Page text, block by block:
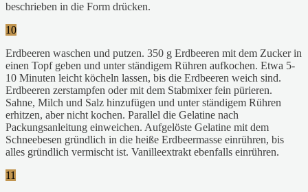
beschrieben in die Form drücken.
10
Erdbeeren waschen und putzen. 350 g Erdbeeren mit dem Zucker in
einen Topf geben und unter ständigem Rühren aufkochen. Etwa 5-
10 Minuten leicht köcheln lassen, bis die Erdbeeren weich sind.
Erdbeeren zerstampfen oder mit dem Stabmixer fein pürieren.
Sahne, Milch und Salz hinzufügen und unter ständigem Rühren
erhitzen, aber nicht kochen. Parallel die Gelatine nach
Packungsanleitung einweichen. Aufgelöste Gelatine mit dem
Schneebesen gründlich in die heiße Erdbeermasse einrühren, bis
alles gründlich vermischt ist. Vanilleextrakt ebenfalls einrühren.
11